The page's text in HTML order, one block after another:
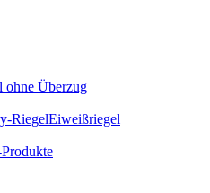
ohne Überzug
RiegelEiweißriegel